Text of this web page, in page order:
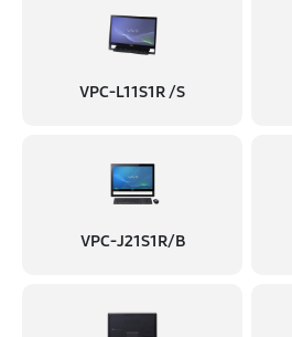
VPC-L11S1R /S
VPC-J21S1R/B